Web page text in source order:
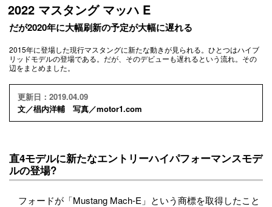
2022 マスタング マッハ E
だが2020年に大幅刷新の予定が大幅に遅れる
2015年に登場した現行マスタングに新たな動きが見られる。ひとつはハイブ
リッドモデルの登場である。だが、そのデビューも遅れるという流れ。その
辺をまとめました。
更新日：2019.04.09
文／椙内洋輔 写真／motor1.com
直4モデルに新たなエントリーハイパフォーマンスモデ
ルの登場?
フォードが「Mustang Mach-E」という商標を取得したこと